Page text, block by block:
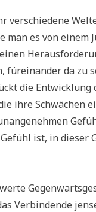
verschiedene
man es von
füreinander da zu
die Entwicklung
ihre Schwächen
ist, in
Verbindende